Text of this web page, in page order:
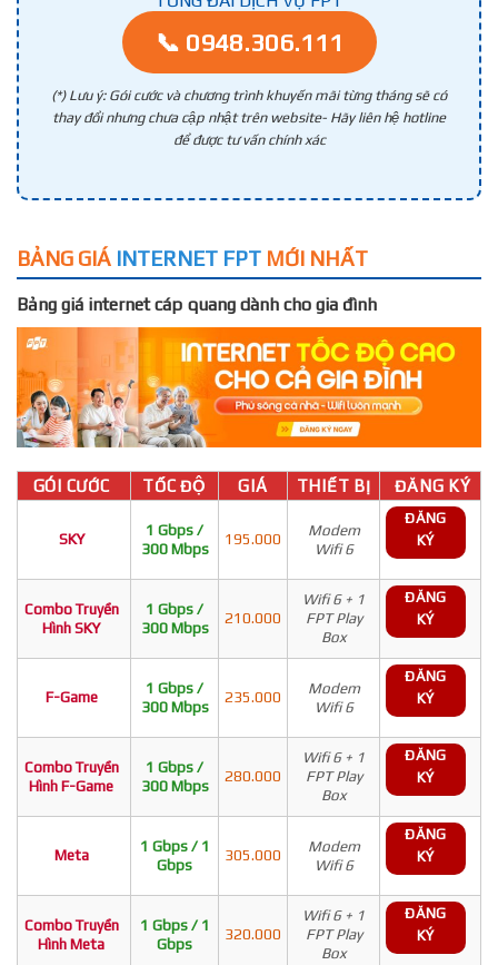
📞 0948.306.111
(*) Lưu ý: Gói cước và chương trình khuyến mãi từng tháng sẽ có
thay đổi nhưng chưa cập nhật trên website- Hãy liên hệ hotline
để được tư vấn chính xác
BẢNG GIÁ INTERNET FPT MỚI NHẤT
Bảng giá internet cáp quang dành cho gia đình
GÓI CƯỚC TỐC ĐỘ GIÁ THIẾT BỊ ĐĂNG KÝ
SKY
1 Gbps /
300 Mbps
195.000
Modem
Wifi 6
ĐĂNG
KÝ
Combo Truyền
Hình SKY
1 Gbps /
300 Mbps
210.000
Wifi 6 + 1
FPT Play
Box
ĐĂNG
KÝ
F-Game
1 Gbps /
300 Mbps
235.000
Modem
Wifi 6
ĐĂNG
KÝ
Combo Truyền
Hình F-Game
1 Gbps /
300 Mbps
280.000
Wifi 6 + 1
FPT Play
Box
ĐĂNG
KÝ
Meta
1 Gbps / 1
Gbps
305.000
Modem
Wifi 6
ĐĂNG
KÝ
Combo Truyền
Hình Meta
1 Gbps / 1
Gbps
320.000
Wifi 6 + 1
FPT Play
Box
ĐĂNG
KÝ